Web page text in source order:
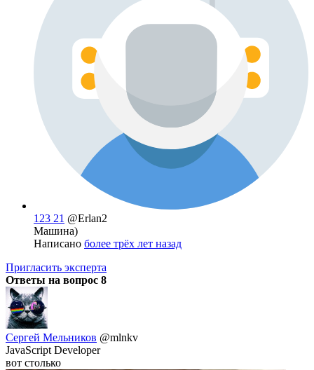
123 21 @Erlan2
Машина)
Написано более трёх лет назад
Пригласить эксперта
Ответы на вопрос 8
Сергей Мельников @mlnkv
JavaScript Developer
вот столько